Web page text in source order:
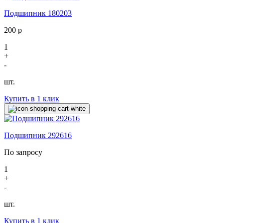
Подшипник 180203
200 р
1
+
-
шт.
Купить в 1 клик
Подшипник 292616
По запросу
1
+
-
шт.
Купить в 1 клик